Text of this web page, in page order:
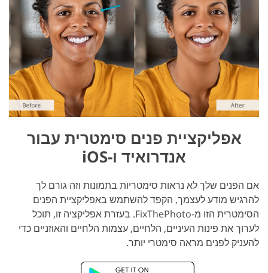
אפליקציית פנים סימטרית עבור
אנדרואיד ו-iOS
אם הפנים שלך לא נראות סימטריות בתמונות וזה גורם לך
להרגיש מודע לעצמך, הקפד להשתמש באפליקציית הפנים
הסימטרית הזו מ-FixThePhoto. בעזרת אפליקציה זו, תוכל
לערוך את פינות העיניים, הלחיים, עצמות הלחיים והאוזניים כדי
להעניק לפנים מראה סימטרי יותר.